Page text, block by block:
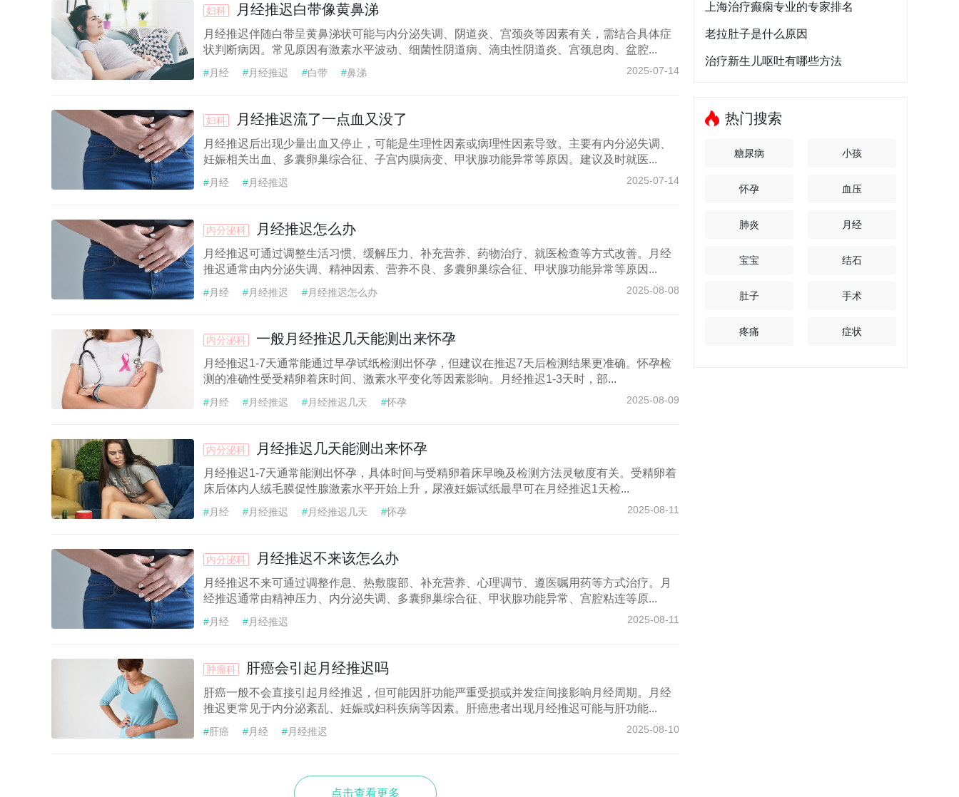
妇科 月经推迟白带像黄鼻涕
月经推迟伴随白带呈黄鼻涕状可能与内分泌失调、阴道炎、宫颈炎等因素有关，需结合具体症
状判断病因。常见原因有激素水平波动、细菌性阴道病、滴虫性阴道炎、宫颈息肉、盆腔...
#月经 #月经推迟 #白带 #鼻涕 2025-07-14
妇科 月经推迟流了一点血又没了
月经推迟后出现少量出血又停止，可能是生理性因素或病理性因素导致。主要有内分泌失调、
妊娠相关出血、多囊卵巢综合征、子宫内膜病变、甲状腺功能异常等原因。建议及时就医...
#月经 #月经推迟 2025-07-14
内分泌科 月经推迟怎么办
月经推迟可通过调整生活习惯、缓解压力、补充营养、药物治疗、就医检查等方式改善。月经
推迟通常由内分泌失调、精神因素、营养不良、多囊卵巢综合征、甲状腺功能异常等原因...
#月经 #月经推迟 #月经推迟怎么办 2025-08-08
内分泌科 一般月经推迟几天能测出来怀孕
月经推迟1-7天通常能通过早孕试纸检测出怀孕，但建议在推迟7天后检测结果更准确。怀孕检
测的准确性受受精卵着床时间、激素水平变化等因素影响。月经推迟1-3天时，部...
#月经 #月经推迟 #月经推迟几天 #怀孕 2025-08-09
内分泌科 月经推迟几天能测出来怀孕
月经推迟1-7天通常能测出怀孕，具体时间与受精卵着床早晚及检测方法灵敏度有关。受精卵着
床后体内人绒毛膜促性腺激素水平开始上升，尿液妊娠试纸最早可在月经推迟1天检...
#月经 #月经推迟 #月经推迟几天 #怀孕 2025-08-11
内分泌科 月经推迟不来该怎么办
月经推迟不来可通过调整作息、热敷腹部、补充营养、心理调节、遵医嘱用药等方式治疗。月
经推迟通常由精神压力、内分泌失调、多囊卵巢综合征、甲状腺功能异常、宫腔粘连等原...
#月经 #月经推迟 2025-08-11
肿瘤科 肝癌会引起月经推迟吗
肝癌一般不会直接引起月经推迟，但可能因肝功能严重受损或并发症间接影响月经周期。月经
推迟更常见于内分泌紊乱、妊娠或妇科疾病等因素。肝癌患者出现月经推迟可能与肝功能...
#肝癌 #月经 #月经推迟 2025-08-10
点击查看更多
上海治疗癫痫专业的专家排名
老拉肚子是什么原因
治疗新生儿呕吐有哪些方法
热门搜索
糖尿病 小孩
怀孕 血压
肺炎 月经
宝宝 结石
肚子 手术
疼痛 症状